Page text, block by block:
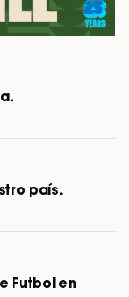
país.
Futbol en